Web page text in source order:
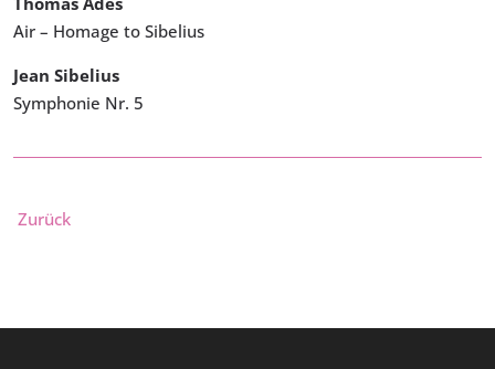
Air – Homage to Sibelius
Jean Sibelius
Symphonie Nr. 5
Zurück